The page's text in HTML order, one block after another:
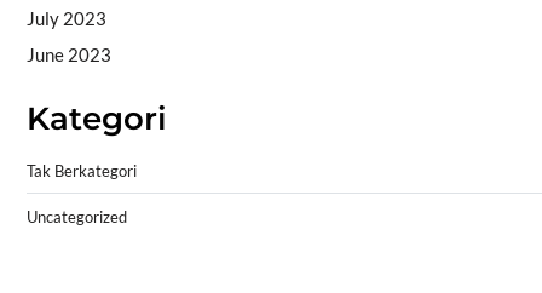
July 2023
June 2023
Kategori
Tak Berkategori
Uncategorized